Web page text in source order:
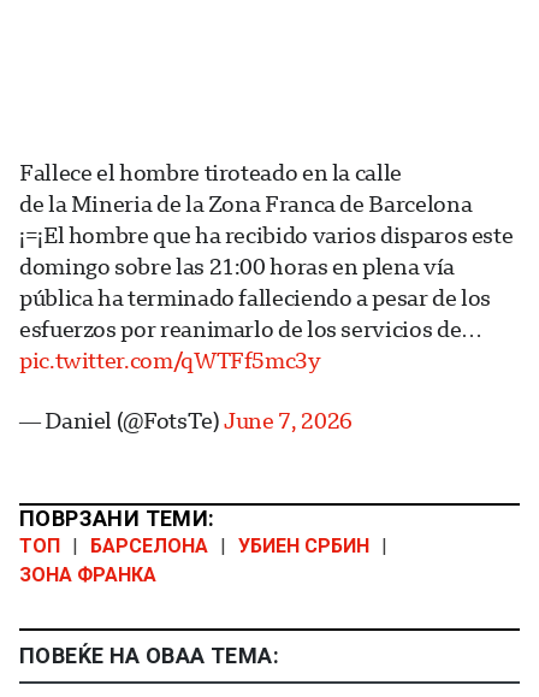
Fallece el hombre tiroteado en la calle
de la Mineria de la Zona Franca de Barcelona
¡=¡El hombre que ha recibido varios disparos este
domingo sobre las 21:00 horas en plena vía
pública ha terminado falleciendo a pesar de los
esfuerzos por reanimarlo de los servicios de…
pic.twitter.com/qWTFf5mc3y
— Daniel (@FotsTe)June 7, 2026
ПОВРЗАНИ ТЕМИ:
ТОП БАРСЕЛОНА УБИЕН СРБИН
ЗОНА ФРАНКА
ПОВЕЌЕ НА ОВАА ТЕМА: